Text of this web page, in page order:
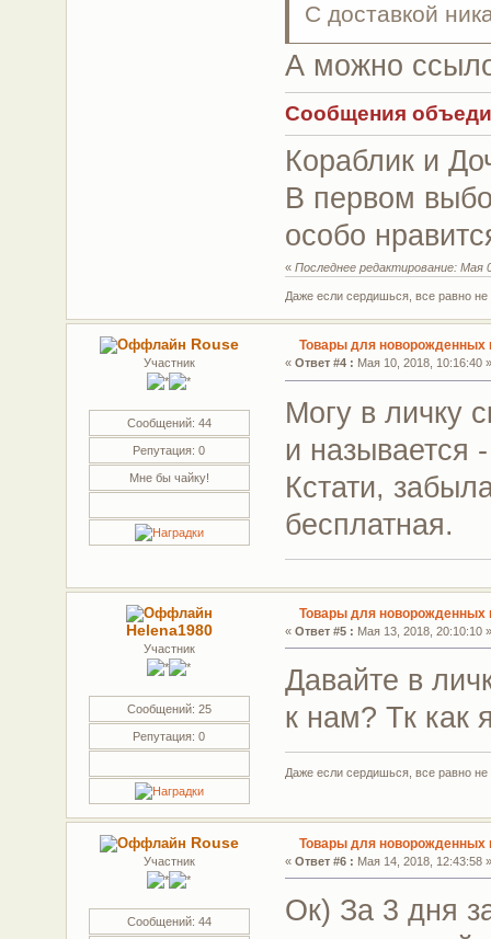
С доставкой
А можно
Сообщения
Кораблик и
В первом
особо
«Последнее редактирование: Мая
Даже если сердишься, все равно
Rouse
Участник
Сообщений: 44
Репутация: 0
Мне бы чайку!
Товары для новорожденных
«Ответ #4 : Мая 10, 2018, 10:16:40
Могу в личку
и называется
Кстати,
бесплатная.
Helena1980
Участник
Сообщений: 25
Репутация: 0
Товары для новорожденных
«Ответ #5 : Мая 13, 2018, 20:10:10
Давайте в
к нам? Тк как
Даже если сердишься, все равно
Rouse
Участник
Сообщений: 44
Товары для новорожденных
«Ответ #6 : Мая 14, 2018, 12:43:58
Ок) За 3 дня